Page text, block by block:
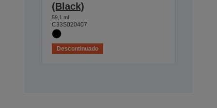
(Black)
59,1 ml
C33S020407
Descontinuado